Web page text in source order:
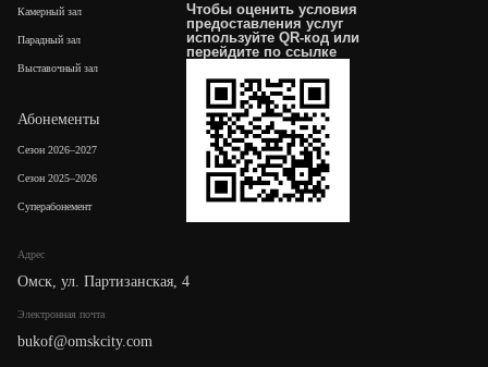
Адрес
Омск, ул. Партизанская, 4
Электронная почта
bukof@omskcity.com
Камерный зал
Парадный зал
Выставочный зал
Абонементы
Сезон 2026–2027
Сезон 2025–2026
Суперабонемент
Чтобы оценить условия
предоставления услуг
используйте QR-код или
перейдите по ссылке